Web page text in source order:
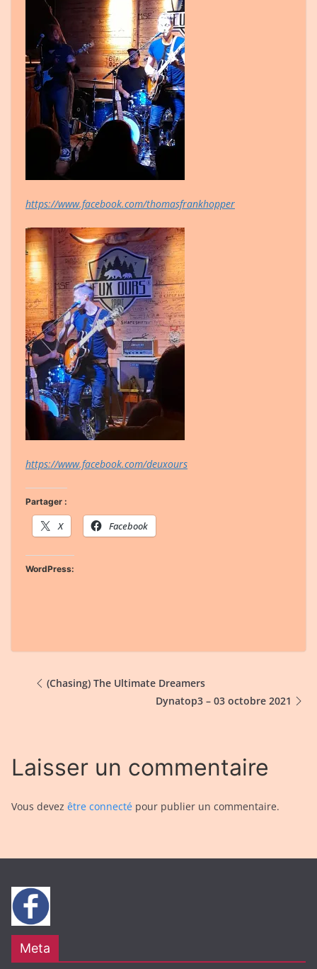
https://www.facebook.com/thomasfrankhopper
https://www.facebook.com/deuxours
Partager :
X Facebook
WordPress:
(Chasing) The Ultimate Dreamers
Dynatop3 – 03 octobre 2021
Laisser un commentaire
Vous devez être connecté pour publier un commentaire.
Meta